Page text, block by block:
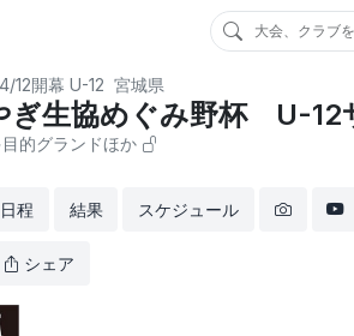
大会、クラブ
12開幕 U-12 宮城県
ぎ生協めぐみ野杯 U-
的グランドほか
日程 結果 スケジュール
シェア